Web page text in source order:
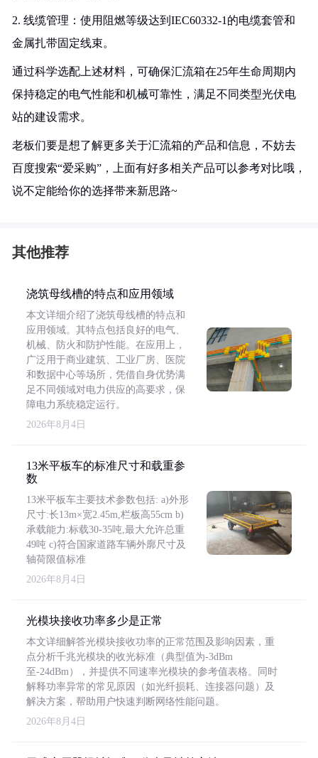
2. 线缆管理：使用阻燃等级达到IEC60332-1的电缆套管和
金属扎带固定线束。
通过科学选配上述材料，可确保汇流箱在25年生命周期内
保持稳定的电气性能和机械可靠性，满足不同类型光伏电
站的建设需求。
老板们要是想了解更多关于汇流箱的产品和信息，不妨去
百度搜索“爱采购”，上面有好多相关产品可以参考对比哦，
说不定能给你的选择带来新思路~
其他推荐
浇筑母线槽的特点和应用领域
本文详细介绍了浇筑母线槽的特点和
应用领域。其特点包括良好的电气、
机械、防火和防护性能。在应用上，
广泛用于商业建筑、工业厂房、医院
和数据中心等场所，凭借自身优势满
足不同领域对电力供应的高要求，保
障电力系统稳定运行。
2026年8月4日
13米平板车的标准尺寸和载重参
数
13米平板车主要技术参数包括: a)外形
尺寸:长13m×宽2.45m,栏板高55cm b)
承载能力:标载30-35吨,最大允许总重
49吨 c)符合国家道路车辆外廓尺寸及
轴荷限值标准
2026年8月4日
光模块接收功率多少是正常
本文详细解答光模块接收功率的正常范围及影响因素，重
点分析千兆光模块的收光标准（典型值为-3dBm
至-24dBm），并提供不同速率光模块的参考值表格。同时
解释功率异常的常见原因（如光纤损耗、连接器问题）及
解决方案，帮助用户快速判断网络性能问题。
2026年8月4日